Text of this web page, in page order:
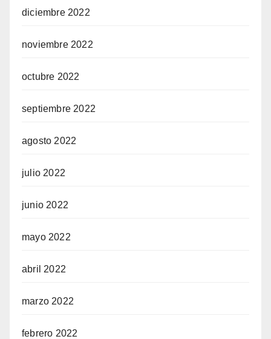
diciembre 2022
noviembre 2022
octubre 2022
septiembre 2022
agosto 2022
julio 2022
junio 2022
mayo 2022
abril 2022
marzo 2022
febrero 2022